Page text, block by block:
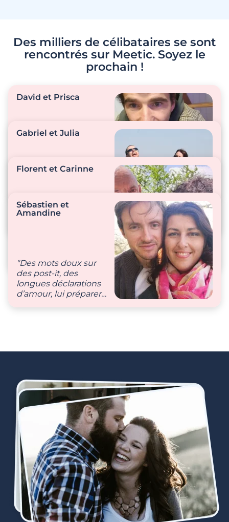
Des milliers de célibataires se sont
rencontrés sur Meetic. Soyez le
prochain !
David et Prisca
des balades en quad,
poules."
Gabriel et Julia
ensemble en
permanence, nous
Florent et Carinne
du réveil, nous
partageons tout
ensemble"
Sébastien et
Amandine
"Des mots doux sur
des post-it, des
longues déclarations
d’amour, lui préparer